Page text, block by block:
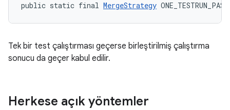
public static final MergeStrategy
Tek bir test çalıştırması geçerse birleştirilmiş çalıştırma
sonucu da geçer kabul edilir.
Herkese açık yöntemler